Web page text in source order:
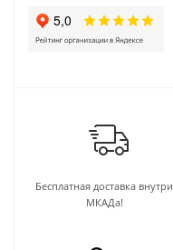
Бесплатная доставка внутри
МКАДа!